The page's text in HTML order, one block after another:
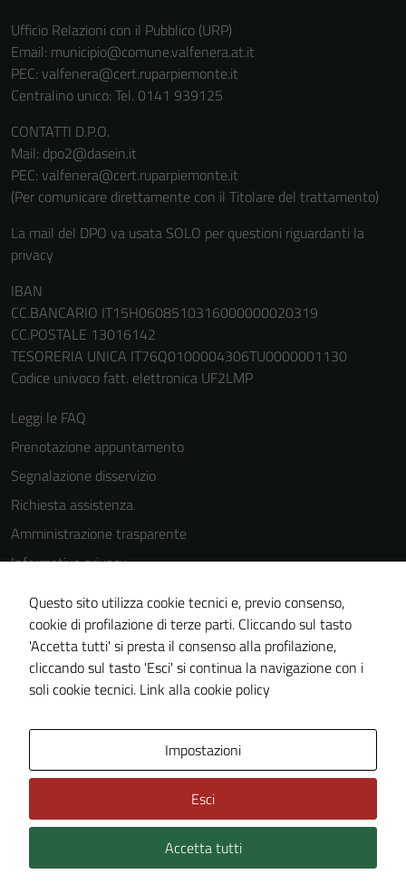
Ufficio Relazioni con il Pubblico (URP)
Email: municipio@comune.valfenera.at.it
PEC: valfenera@cert.ruparpiemonte.it
Centralino unico: Tel. 0141 939125
CONTATTI D.P.O.
Mail: dpo2@dasein.it
PEC: valfenera@cert.ruparpiemonte.it
(Per comunicare direttamente con il Titolare del trattamento)
La mail del DPO va usata SOLO per questioni riguardanti la
privacy
IBAN
CC.BANCARIO IT15H0608510316000000020319
CC.POSTALE 13016142
TESORERIA UNICA IT76Q0100004306TU0000001130
Codice univoco fatt. elettronica UF2LMP
Leggi le FAQ
Prenotazione appuntamento
Segnalazione disservizio
Richiesta assistenza
Amministrazione trasparente
Informativa privacy
Cookie Policy
Note legali
Dichiarazione di accessibilità
Piano di miglioramento del sito
Technical Design s.r.l.
Questo sito utilizza cookie tecnici e, previo consenso,
cookie di profilazione di terze parti. Cliccando sul tasto
'Accetta tutti' si presta il consenso alla profilazione,
cliccando sul tasto 'Esci' si continua la navigazione con i
soli cookie tecnici. Link alla cookie policy
Impostazioni
Esci
Accetta tutti